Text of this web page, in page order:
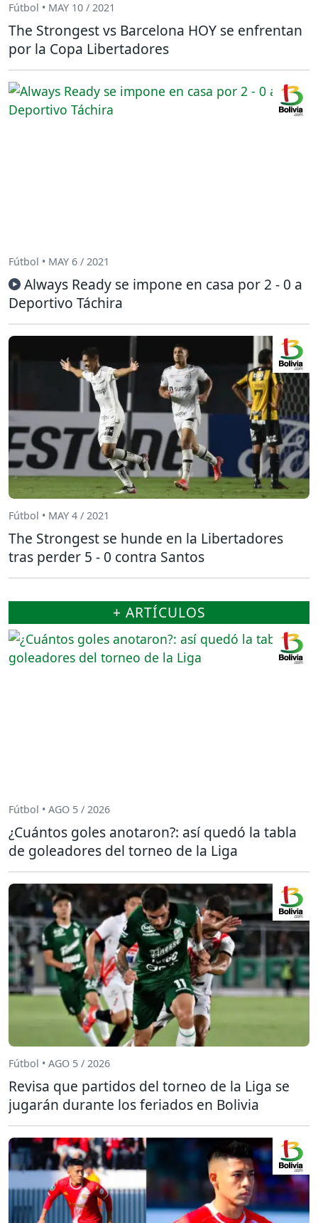
Fútbol • MAY 10 / 2021
The Strongest vs Barcelona HOY se enfrentan
por la Copa Libertadores
Fútbol • MAY 6 / 2021
Always Ready se impone en casa por 2 - 0 a
Deportivo Táchira
Fútbol • MAY 4 / 2021
The Strongest se hunde en la Libertadores
tras perder 5 - 0 contra Santos
+ ARTÍCULOS
Fútbol • AGO 5 / 2026
¿Cuántos goles anotaron?: así quedó la tabla
de goleadores del torneo de la Liga
Fútbol • AGO 5 / 2026
Revisa que partidos del torneo de la Liga se
jugarán durante los feriados en Bolivia